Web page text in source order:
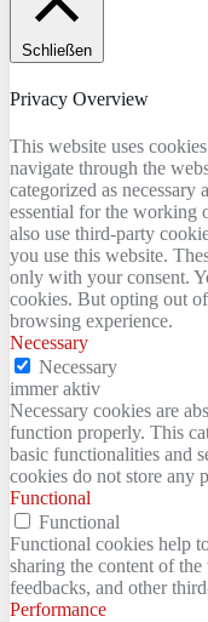
Schließen
Privacy Overview
This website uses
navigate through the
categorized as necessary
essential for the working
also use third-party
you use this website.
only with your consent.
cookies. But opting out
browsing experience.
Necessary
Necessary
immer aktiv
Necessary cookies are
function properly. This
basic functionalities and
cookies do not store any
Functional
Functional
Functional cookies help
sharing the content of
feedbacks, and other
Performance